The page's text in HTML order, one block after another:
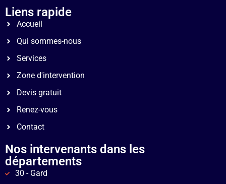
Liens rapide
Accueil
Qui sommes-nous
Services
Zone d'intervention
Devis gratuit
Renez-vous
Contact
Nos intervenants dans les
départements
30 - Gard